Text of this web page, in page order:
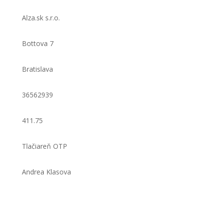
Alza.sk s.r.o.
Bottova 7
Bratislava
36562939
411.75
Tlačiareň OTP
Andrea Klasova